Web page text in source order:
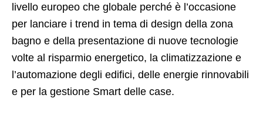
livello europeo che globale perché è l’occasione
per lanciare i trend in tema di design della zona
bagno e della presentazione di nuove tecnologie
volte al risparmio energetico, la climatizzazione e
l’automazione degli edifici, delle energie rinnovabili
e per la gestione Smart delle case.